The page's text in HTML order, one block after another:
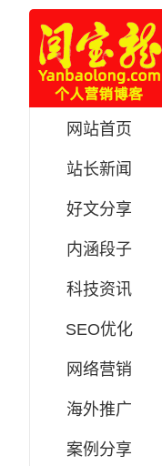
网站首页
站长新闻
好文分享
内涵段子
科技资讯
SEO优化
网络营销
海外推广
案例分享